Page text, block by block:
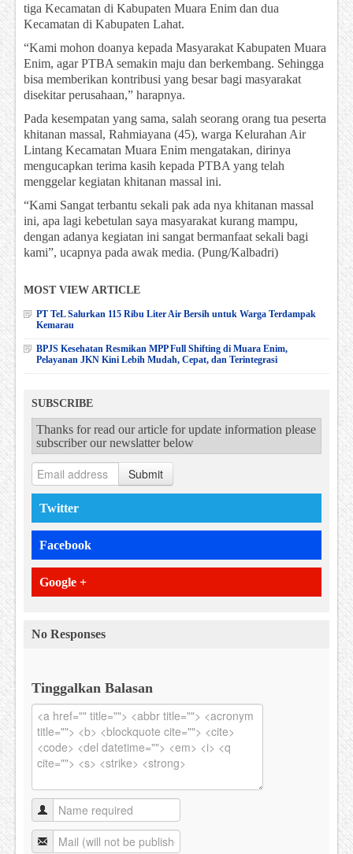
tiga Kecamatan di Kabupaten Muara Enim dan dua
Kecamatan di Kabupaten Lahat.
“Kami mohon doanya kepada Masyarakat Kabupaten Muara
Enim, agar PTBA semakin maju dan berkembang. Sehingga
bisa memberikan kontribusi yang besar bagi masyarakat
disekitar perusahaan,” harapnya.
Pada kesempatan yang sama, salah seorang orang tua peserta
khitanan massal, Rahmiayana (45), warga Kelurahan Air
Lintang Kecamatan Muara Enim mengatakan, dirinya
mengucapkan terima kasih kepada PTBA yang telah
menggelar kegiatan khitanan massal ini.
“Kami Sangat terbantu sekali pak ada nya khitanan massal
ini, apa lagi kebetulan saya masyarakat kurang mampu,
dengan adanya kegiatan ini sangat bermanfaat sekali bagi
kami”, ucapnya pada awak media. (Pung/Kalbadri)
MOST VIEW ARTICLE
PT TeL Salurkan 115 Ribu Liter Air Bersih untuk Warga Terdampak
Kemarau
BPJS Kesehatan Resmikan MPP Full Shifting di Muara Enim,
Pelayanan JKN Kini Lebih Mudah, Cepat, dan Terintegrasi
SUBSCRIBE
Thanks for read our article for update information please
subscriber our newslatter below
Submit
Twitter
Facebook
Google +
No Responses
Tinggalkan Balasan